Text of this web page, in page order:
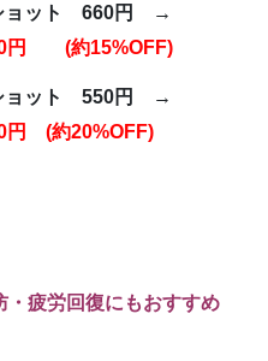
ョット 660円 →
円 (約15%OFF)
ョット 550円 →
円 (約20%OFF)
・疲労回復にもおすすめ